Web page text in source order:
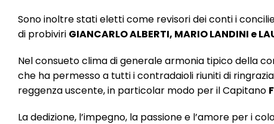
Sono inoltre stati eletti come revisori dei conti i
di probiviri GIANCARLO ALBERTI, MARIO LANDINI e
Nel consueto clima di generale armonia tipico della
che ha permesso a tutti i contradaioli riuniti di
reggenza uscente, in particolar modo per il Capitano
La dedizione, l’impegno, la passione e l’amore per i